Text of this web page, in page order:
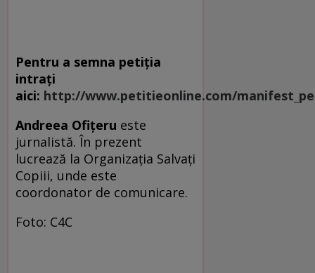
Pentru a semna petiţia
intraţi
aici: http://www.petitieonline.com/
Andreea Ofiţeru este
jurnalistă. În prezent
lucrează la Organizaţia Salvaţi
Copiii, unde este
coordonator de comunicare.
Foto: C4C